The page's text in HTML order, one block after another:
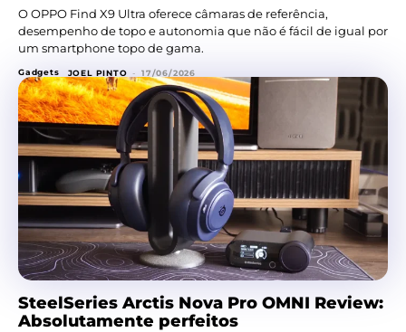
O OPPO Find X9 Ultra oferece câmaras de referência,
desempenho de topo e autonomia que não é fácil de igual por
um smartphone topo de gama.
Gadgets JOEL PINTO - 17/06/2026
SteelSeries Arctis Nova Pro OMNI Review:
Absolutamente perfeitos